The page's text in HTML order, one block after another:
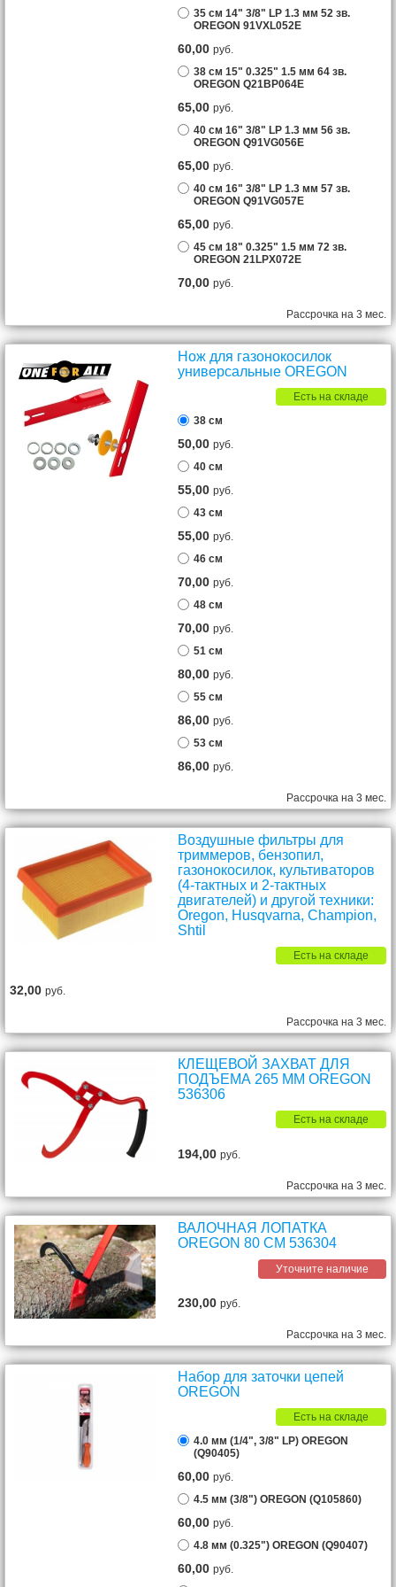
35 см 14" 3/8" LP 1.3 мм 52 зв.
OREGON 91VXL052E
60,00руб.
38 см 15" 0.325" 1.5 мм 64 зв.
OREGON Q21BP064E
65,00руб.
40 см 16" 3/8" LP 1.3 мм 56 зв.
OREGON Q91VG056E
65,00руб.
40 см 16" 3/8" LP 1.3 мм 57 зв.
OREGON Q91VG057E
65,00руб.
45 см 18" 0.325" 1.5 мм 72 зв.
OREGON 21LPX072E
70,00руб.
Рассрочка на 3 мес.
Нож для газонокосилок
универсальные OREGON
Есть на складе
38 см
50,00руб.
40 см
55,00руб.
43 см
55,00руб.
46 см
70,00руб.
48 см
70,00руб.
51 см
80,00руб.
55 см
86,00руб.
53 см
86,00руб.
Рассрочка на 3 мес.
Воздушные фильтры для
триммеров, бензопил,
газонокосилок, культиваторов
(4-тактных и 2-тактных
двигателей) и другой техники:
Oregon, Husqvarna, Champion,
Shtil
Есть на складе
32,00 руб.
Рассрочка на 3 мес.
КЛЕЩЕВОЙ ЗАХВАТ ДЛЯ
ПОДЪЕМА 265 ММ OREGON
536306
Есть на складе
194,00руб.
Рассрочка на 3 мес.
ВАЛОЧНАЯ ЛОПАТКА
OREGON 80 СМ 536304
Уточните наличие
230,00руб.
Рассрочка на 3 мес.
Набор для заточки цепей
OREGON
Есть на складе
4.0 мм (1/4", 3/8" LP) OREGON
(Q90405)
60,00руб.
4.5 мм (3/8") OREGON (Q105860)
60,00руб.
4.8 мм (0.325") OREGON (Q90407)
60,00руб.